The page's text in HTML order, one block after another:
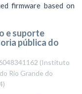
firmware based on
e suporte
pública do
(Instituto
Rio Grande do
)